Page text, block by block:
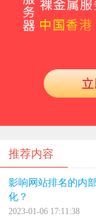
推荐内容
影响网站排名的内
化？
2023-01-06 17:11:38